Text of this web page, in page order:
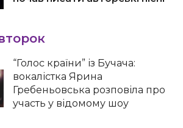
“Голос країни” із Бучача:
вокалістка Ярина
Гребеньовська розповіла про
участь у відомому шоу